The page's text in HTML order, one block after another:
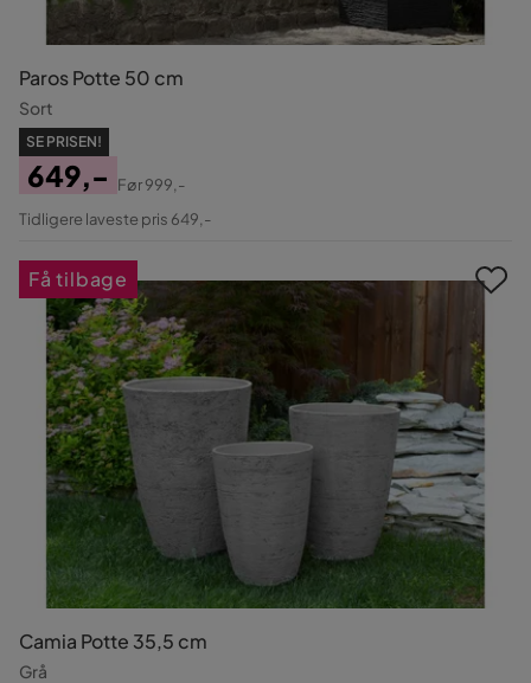
Paros Potte 50 cm
Sort
SE PRISEN!
Pris
649,-
Original
Før999,-
Tidligere laveste pris 649,-
Camia Potte 35,5 cm
Grå
Få tilbage